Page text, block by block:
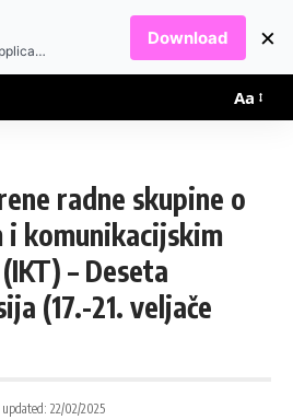
Aa
radne skupine o
komunikacijskim
– Deseta
(17.-21. veljače
updated: 22/02/2025
Beatmag.tv is an application designed for fans of electronic music.
Download ×